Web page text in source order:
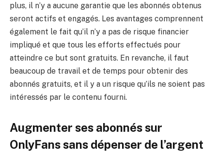
plus, il n’y a aucune garantie que les abonnés obtenus
seront actifs et engagés. Les avantages comprennent
également le fait qu’il n’y a pas de risque financier
impliqué et que tous les efforts effectués pour
atteindre ce but sont gratuits. En revanche, il faut
beaucoup de travail et de temps pour obtenir des
abonnés gratuits, et il y a un risque qu’ils ne soient pas
intéressés par le contenu fourni.
Augmenter ses abonnés sur
OnlyFans sans dépenser de l’argent